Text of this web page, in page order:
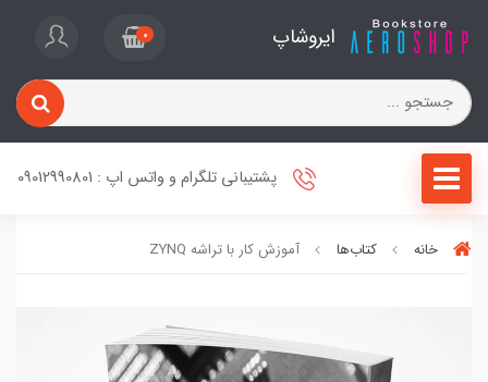
ایروشاپ 0
پشتیبانی تلگرام و واتس اپ : 09012990801
خانه کتاب‌ها آموزش کار با تراشه ZYNQ